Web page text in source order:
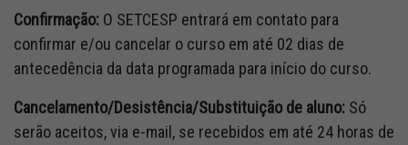
Confirmação: O SETCESP entrará em contato para
confirmar e/ou cancelar o curso em até 02 dias de
antecedência da data programada para início do curso.
Cancelamento/Desistência/Substituição de aluno: Só
serão aceitos, via e-mail, se recebidos em até 24 horas de